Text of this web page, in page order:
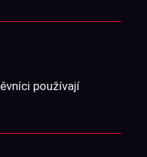
používají